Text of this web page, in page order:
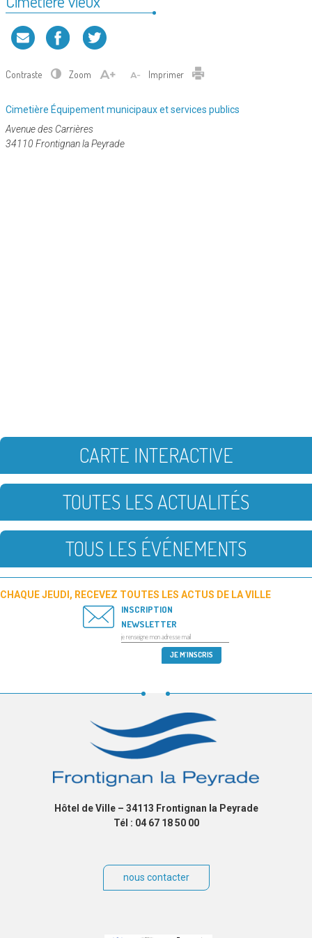
Contraste Zoom Imprimer
Catégorie
Cimetière Équipement municipaux et services publics
Avenue des Carrières
34110 Frontignan la Peyrade
CARTE INTERACTIVE
TOUTES LES ACTUALITÉS
TOUS LES ÉVÉNEMENTS
CHAQUE JEUDI, RECEVEZ TOUTES LES ACTUS DE LA VILLE
INSCRIPTION
NEWSLETTER
Hôtel de Ville – 34113 Frontignan la Peyrade
Tél : 04 67 18 50 00
nous contacter